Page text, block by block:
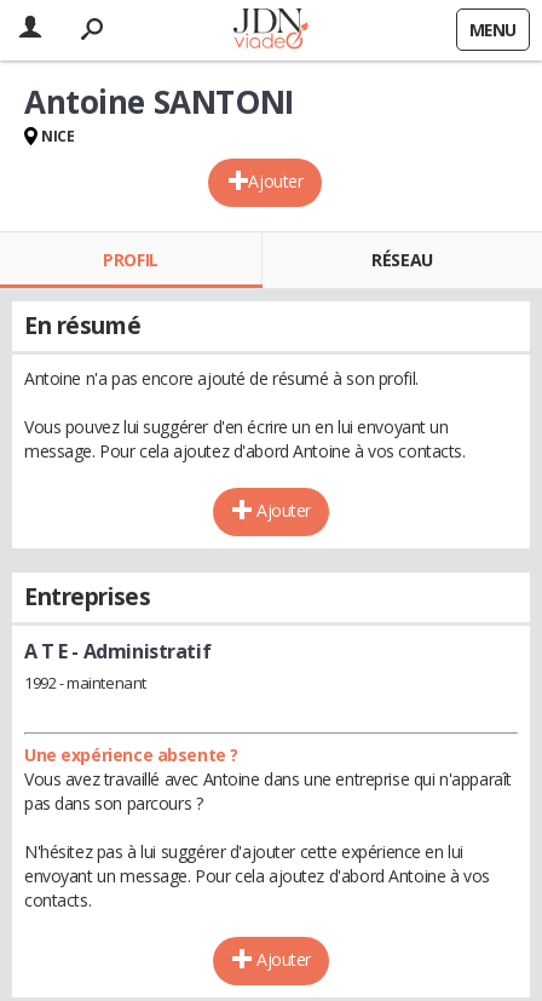
MENU
Ajouter
Antoine SANTONI
NICE
PROFIL RÉSEAU
En résumé
Antoine n'a pas encore ajouté de résumé à son profil.
Vous pouvez lui suggérer d'en écrire un en lui envoyant un
message. Pour cela ajoutez d'abord Antoine à vos contacts.
Ajouter
Entreprises
A T E- Administratif
1992 - maintenant
Une expérience absente ?
Vous avez travaillé avec Antoine dans une entreprise qui n'apparaît
pas dans son parcours ?
N'hésitez pas à lui suggérer d'ajouter cette expérience en lui
envoyant un message. Pour cela ajoutez d'abord Antoine à vos
contacts.
Ajouter